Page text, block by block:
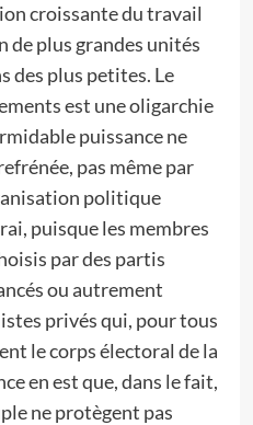
croissante du travail
plus grandes unités
des plus petites. Le
est une oligarchie
puissance ne
pas même par
politique
puisque les membres
par des partis
ou autrement
privés qui, pour tous
le corps électoral de la
en est que, dans le fait,
ne protègent pas